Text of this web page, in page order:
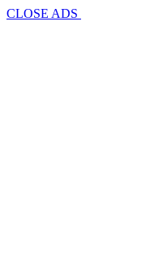
CLOSE ADS